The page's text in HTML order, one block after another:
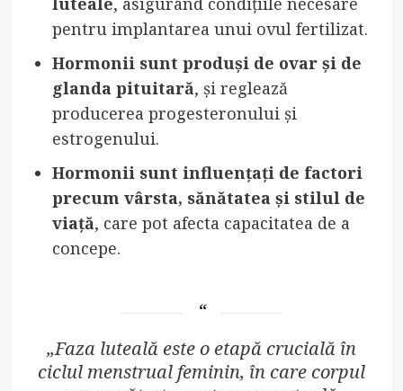
pentru implantarea unui ovul fertilizat.
Hormonii sunt produși de ovar și de
glanda pituitară, și reglează
producerea progesteronului și
estrogenului.
Hormonii sunt influențați de factori
precum vârsta, sănătatea și stilul de
viață, care pot afecta capacitatea de a
concepe.
„Faza luteală este o etapă crucială în
ciclul menstrual feminin, în care corpul